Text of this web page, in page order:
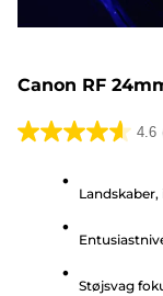
Canon RF
4.6
4.6
stjerner.
Støjsvag